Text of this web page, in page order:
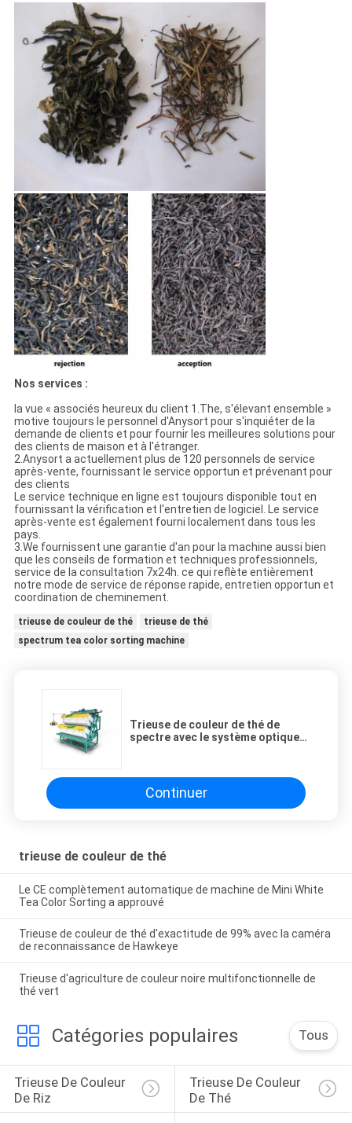
Nos services :
la vue « associés heureux du client 1.The, s'élevant ensemble »
motive toujours le personnel d'Anysort pour s'inquiéter de la
demande de clients et pour fournir les meilleures solutions pour
des clients de maison et à l'étranger.
2.Anysort a actuellement plus de 120 personnels de service
après-vente, fournissant le service opportun et prévenant pour
des clients
Le service technique en ligne est toujours disponible tout en
fournissant la vérification et l'entretien de logiciel. Le service
après-vente est également fourni localement dans tous les
pays.
3.We fournissent une garantie d'an pour la machine aussi bien
que les conseils de formation et techniques professionnels,
service de la consultation 7x24h. ce qui reflète entièrement
notre mode de service de réponse rapide, entretien opportun et
coordination de cheminement.
trieuse de couleur de thé
trieuse de thé
spectrum tea color sorting machine
Trieuse de couleur de thé de
spectre avec le système optique
Continuer
trieuse de couleur de thé
Le CE complètement automatique de machine de Mini White
Tea Color Sorting a approuvé
Trieuse de couleur de thé d'exactitude de 99% avec la caméra
de reconnaissance de Hawkeye
Trieuse d'agriculture de couleur noire multifonctionnelle de
thé vert
Catégories populaires Tous
Trieuse De Couleur
De Riz
Trieuse De Couleur
De Thé